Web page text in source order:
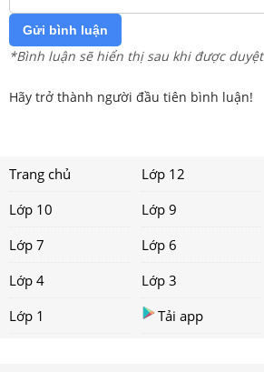
Gửi bình luận
*Bình luận sẽ hiển thị sau khi được duyệt
Hãy trở thành người đầu tiên bình luận!
Trang chủ Lớp 12
Lớp 10
Lớp 9
Lớp 7
Lớp 6
Lớp 4
Lớp 3
Lớp 1
Tải app